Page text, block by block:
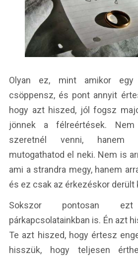
Olyan ez, mint amikor egy
csöppensz, és pont annyit
hogy azt hiszed, jól fogsz
jönnek a félreértések.
szeretnél venni, hanem
mutogathatod el neki. Nem is
ami a strandra megy, hanem
és ez csak az érkezéskor derült
Sokszor pontosan
párkapcsolatainkban is. Én azt
Te azt hiszed, hogy értesz
hisszük, hogy teljesen